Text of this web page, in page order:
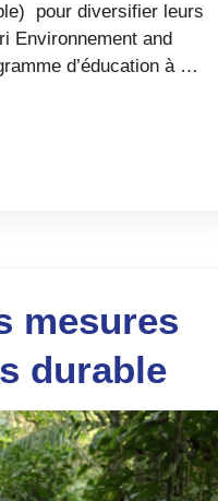
pour diversifier leurs
Environnement and
d’éducation à …
mesures
durable